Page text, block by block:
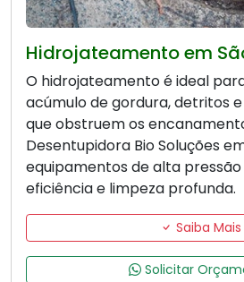
Hidrojateamento em
O hidrojateamento é ideal
acúmulo de gordura, detritos
que obstruem os
Desentupidora Bio Soluções
equipamentos de alta
eficiência e limpeza profunda.
Saiba Mais
Solicitar